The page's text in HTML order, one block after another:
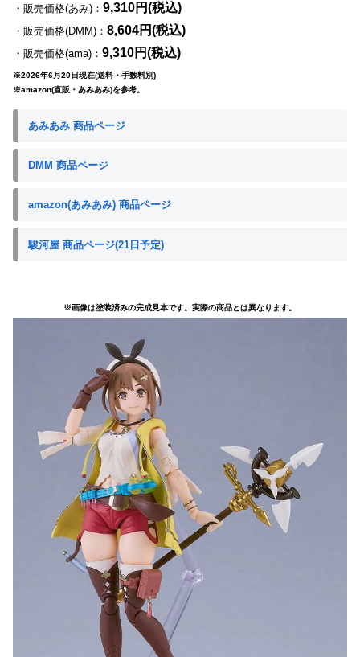
・販売価格(あみ)： 9,310円(税込)
・販売価格(DMM)： 8,604円(税込)
・販売価格(ama)： 9,310円(税込)
※2026年6月20日現在(送料・手数料別)
※amazon(直販・あみあみ)を参考。
あみあみ 商品ページ
DMM 商品ページ
amazon(あみあみ) 商品ページ
駿河屋 商品ページ(21日予定)
※画像は塗装済みの完成見本です。実際の商品とは異なります。